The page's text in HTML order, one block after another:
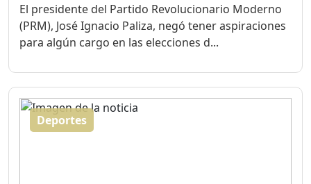
El presidente del Partido Revolucionario Moderno
(PRM), José Ignacio Paliza, negó tener aspiraciones
para algún cargo en las elecciones d...
Deportes